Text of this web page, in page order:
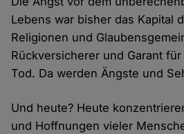
Lebens war bisher das Kapital
Religionen und
Rückversicherer und Garant
Tod. Da werden Ängste und
Und heute? Heute
und Hoffnungen vieler